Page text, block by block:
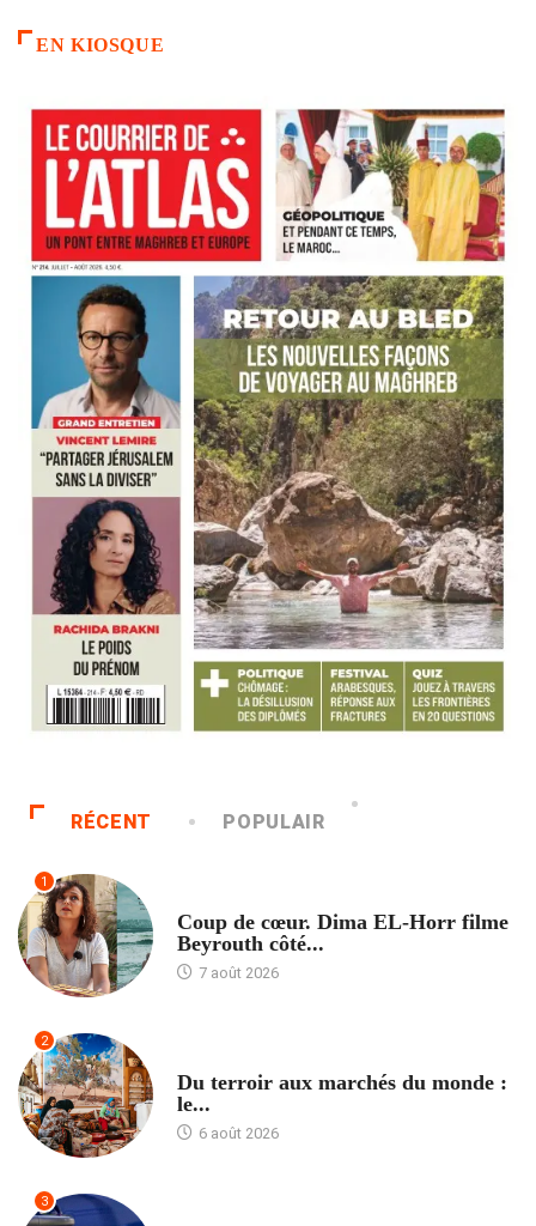
EN KIOSQUE
RÉCENT POPULAIR
1
Coup de cœur. Dima EL-Horr filme
Beyrouth côté...
7 août 2026
2
Du terroir aux marchés du monde :
le...
6 août 2026
3